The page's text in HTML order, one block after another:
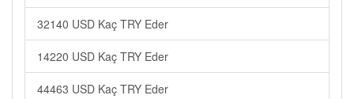
32140 USD Kaç TRY Eder
14220 USD Kaç TRY Eder
44463 USD Kaç TRY Eder